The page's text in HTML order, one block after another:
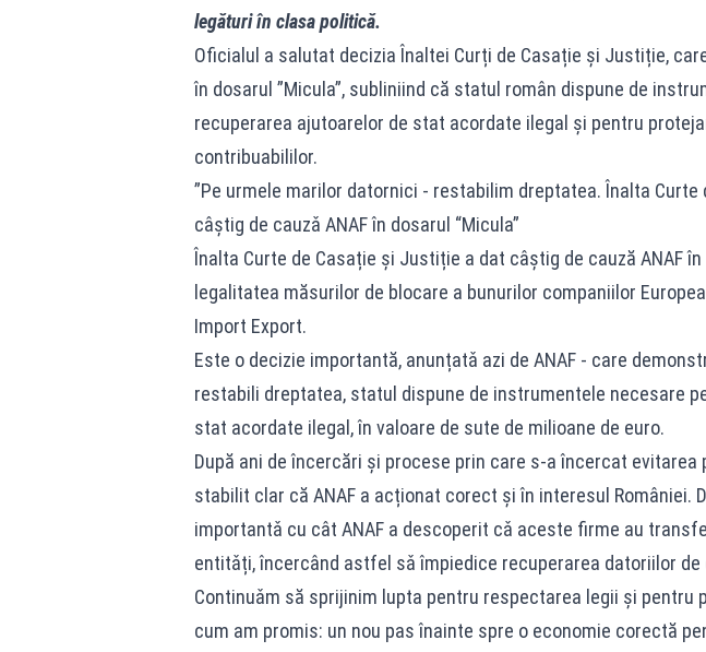
legături în clasa politică.
Oficialul a salutat decizia Înaltei Curți de Casație și Justiție,
în dosarul ”Micula”, subliniind că statul român dispune de
recuperarea ajutoarelor de stat acordate ilegal și pentru
contribuabililor.
”Pe urmele marilor datornici - restabilim dreptatea. Înalta
câştig de cauzǎ ANAF în dosarul “Micula”
Înalta Curte de Casație și Justiție a dat câștig de cauză ANAF în
legalitatea măsurilor de blocare a bunurilor companiilor
Import Export.
Este o decizie importantă, anunțatǎ azi de ANAF - care
restabili dreptatea, statul dispune de instrumentele necesare
stat acordate ilegal, în valoare de sute de milioane de euro.
După ani de încercări și procese prin care s-a încercat
stabilit clar că ANAF a acționat corect și în interesul României.
importantǎ cu cât ANAF a descoperit cǎ aceste firme au
entitǎți, încercând astfel sǎ împiedice recuperarea datoriilor
Continuǎm să sprijinim lupta pentru respectarea legii și pentru
cum am promis: un nou pas înainte spre o economie corectă